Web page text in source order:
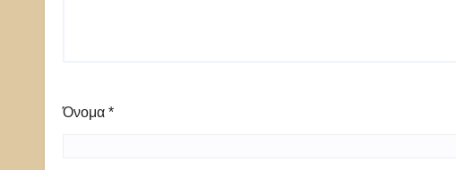
Όνομα *